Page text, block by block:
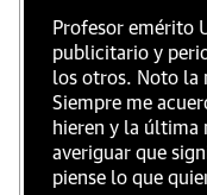
Profesor emérito
publicitario y
los otros. Noto la
Siempre me
hieren y la última
averiguar que
piense lo que